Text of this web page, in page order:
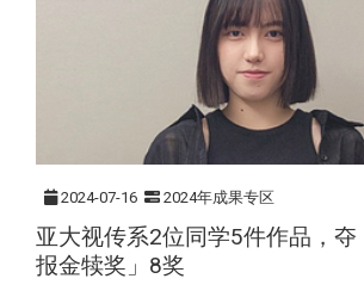
2024-07-16 2024年成果专区
亚大视传系2位同学5件作品，
报金犊奖」8奖